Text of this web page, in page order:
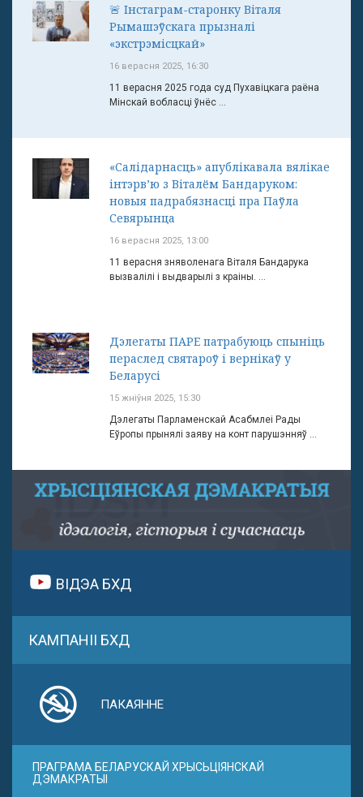
🚨 Інстаграм-старонку Віталя
Рымашэўскага прызналі
«экстрэмісцкай»
16 верасня 2025, 16:30
11 верасня 2025 года суд Пухавіцкага раёна
Мінскай вобласці ўнёс ...
«Салідарнасць» апублікавала вялікае
інтэрв’ю з Віталём Бандаруком:
новыя падрабязнасці пра Паўла
Севярынца
16 верасня 2025, 13:00
11 верасня зняволенага Віталя Бандарука
вызвалілі і выдварылі з краіны. ...
Дэлегаты ПАРЕ патрабуюць спыніць
пераслед святароў і вернікаў у
Беларусі
15 жніўня 2025, 15:30
Дэлегаты Парламенскай Асабмлеі Рады
Еўропы прынялі заяву на конт парушэнняў ...
ВІДЭА БХД
КАМПАНІІ БХД
ПАКАЯННЕ
ПРАГРАМА БЕЛАРУСКАЙ ХРЫСЬЦІЯНСКАЙ
ДЭМАКРАТЫІ